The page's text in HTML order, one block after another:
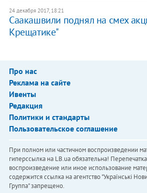
24 декабря 2017, 18:21
Саакашвили поднял на смех
Крещатике"
Про нас
Реклама на сайте
Ивенты
Редакция
Политики и стандарты
Пользовательское соглашение
При полном или частичном воспроизведении
гиперссылка на LB.ua обязательна!
воспроизведение или иное использование
содержится ссылка на агентство "Українськi
Группа" запрещено.